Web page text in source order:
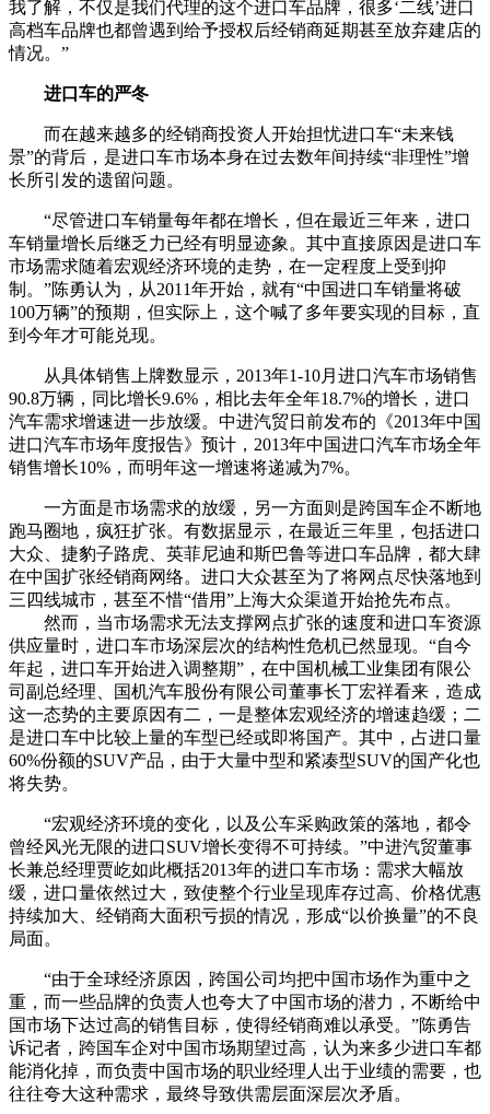
我了解，不仅是我们代理的这个进口车品牌，很多‘二线’进口
高档车品牌也都曾遇到给予授权后经销商延期甚至放弃建店的
情况。”
进口车的严冬
而在越来越多的经销商投资人开始担忧进口车“未来钱
景”的背后，是进口车市场本身在过去数年间持续“非理性”增
长所引发的遗留问题。
“尽管进口车销量每年都在增长，但在最近三年来，进口
车销量增长后继乏力已经有明显迹象。其中直接原因是进口车
市场需求随着宏观经济环境的走势，在一定程度上受到抑
制。”陈勇认为，从2011年开始，就有“中国进口车销量将破
100万辆”的预期，但实际上，这个喊了多年要实现的目标，直
到今年才可能兑现。
从具体销售上牌数显示，2013年1-10月进口汽车市场销售
90.8万辆，同比增长9.6%，相比去年全年18.7%的增长，进口
汽车需求增速进一步放缓。中进汽贸日前发布的《2013年中国
进口汽车市场年度报告》预计，2013年中国进口汽车市场全年
销售增长10%，而明年这一增速将递减为7%。
一方面是市场需求的放缓，另一方面则是跨国车企不断地
跑马圈地，疯狂扩张。有数据显示，在最近三年里，包括进口
大众、捷豹子路虎、英菲尼迪和斯巴鲁等进口车品牌，都大肆
在中国扩张经销商网络。进口大众甚至为了将网点尽快落地到
三四线城市，甚至不惜“借用”上海大众渠道开始抢先布点。
然而，当市场需求无法支撑网点扩张的速度和进口车资源
供应量时，进口车市场深层次的结构性危机已然显现。“自今
年起，进口车开始进入调整期”，在中国机械工业集团有限公
司副总经理、国机汽车股份有限公司董事长丁宏祥看来，造成
这一态势的主要原因有二，一是整体宏观经济的增速趋缓；二
是进口车中比较上量的车型已经或即将国产。其中，占进口量
60%份额的SUV产品，由于大量中型和紧凑型SUV的国产化也
将失势。
“宏观经济环境的变化，以及公车采购政策的落地，都令
曾经风光无限的进口SUV增长变得不可持续。”中进汽贸董事
长兼总经理贾屹如此概括2013年的进口车市场：需求大幅放
缓，进口量依然过大，致使整个行业呈现库存过高、价格优惠
持续加大、经销商大面积亏损的情况，形成“以价换量”的不良
局面。
“由于全球经济原因，跨国公司均把中国市场作为重中之
重，而一些品牌的负责人也夸大了中国市场的潜力，不断给中
国市场下达过高的销售目标，使得经销商难以承受。”陈勇告
诉记者，跨国车企对中国市场期望过高，认为来多少进口车都
能消化掉，而负责中国市场的职业经理人出于业绩的需要，也
往往夸大这种需求，最终导致供需层面深层次矛盾。